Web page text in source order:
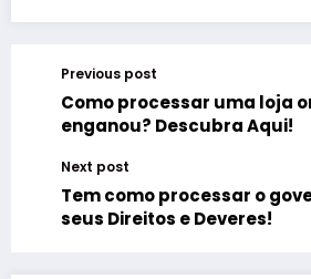
Previous post
Como processar uma loja
enganou? Descubra Aqui!
Next post
Tem como processar o
seus Direitos e Deveres!